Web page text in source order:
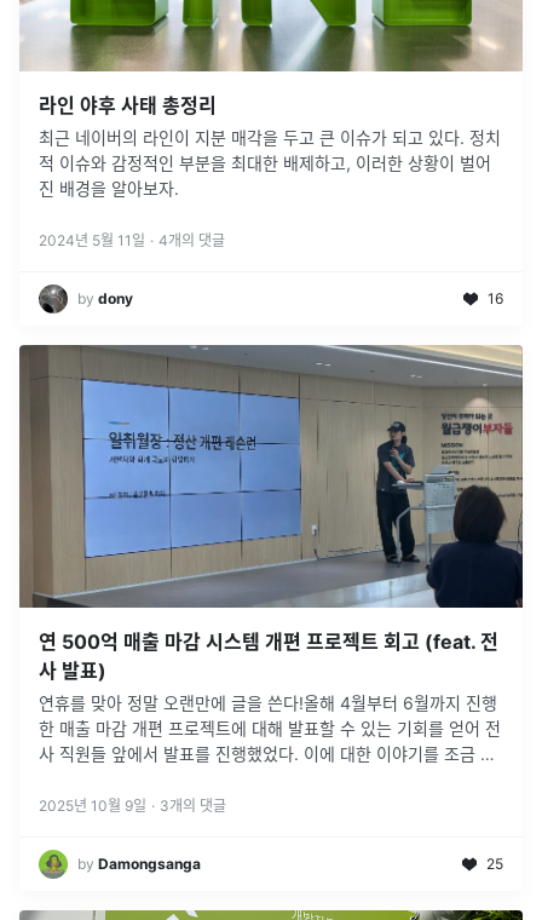
라인 야후 사태 총정리
최근 네이버의 라인이 지분 매각을 두고 큰 이슈가 되고 있다. 정치
적 이슈와 감정적인 부분을 최대한 배제하고, 이러한 상황이 벌어
진 배경을 알아보자.
2024년 5월 11일 · 4개의 댓글
by dony 16
연 500억 매출 마감 시스템 개편 프로젝트 회고 (feat. 전
사 발표)
연휴를 맞아 정말 오랜만에 글을 쓴다!올해 4월부터 6월까지 진행
한 매출 마감 개편 프로젝트에 대해 발표할 수 있는 기회를 얻어 전
사 직원들 앞에서 발표를 진행했었다. 이에 대한 이야기를 조금 더
2025년 10월 9일 · 3개의 댓글
by Damongsanga 25